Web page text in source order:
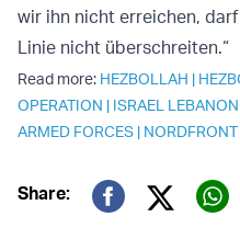
wir ihn nicht erreichen,
Linie nicht überschreiten.“
Read more: HEZBOLLAH |
OPERATION | ISRAEL LEBANON
ARMED FORCES | NORDFRONT
Share: